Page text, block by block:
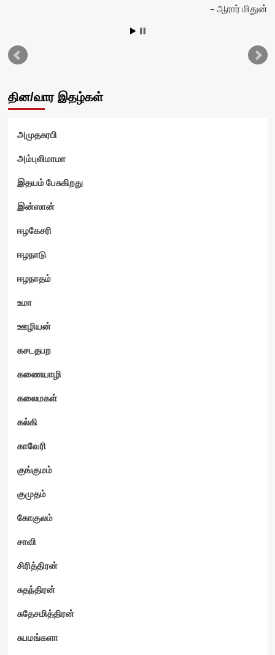
ஆரார் மிதுன்
தின/வார இதழ்கள்
அமுதசுரபி
அம்புலிமாமா
இதயம் பேசுகிறது
இன்ஸான்
ஈழகேசரி
ஈழநாடு
ஈழநாதம்
உமா
ஊழியன்
கசடதபற
கணையாழி
கலைமகள்
கல்கி
காவேரி
குங்குமம்
குமுதம்
கோகுலம்
சாவி
சிரித்திரன்
சுதந்திரன்
சுதேசமித்திரன்
சுபமங்களா